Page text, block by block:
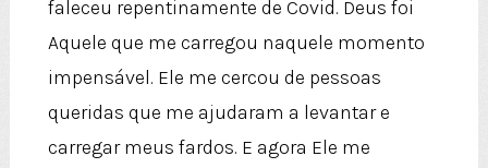
faleceu repentinamente de Covid. Deus foi
Aquele que me carregou naquele momento
impensável. Ele me cercou de pessoas
queridas que me ajudaram a levantar e
carregar meus fardos. E agora Ele me